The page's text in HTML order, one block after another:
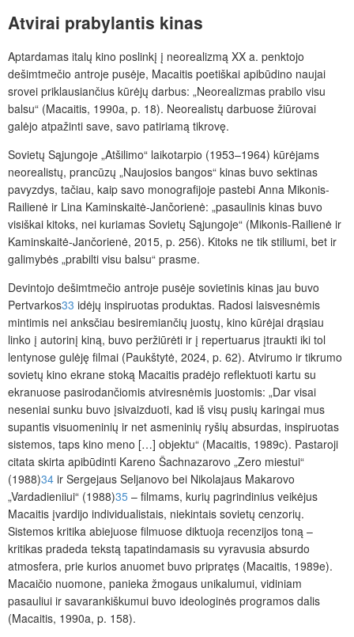
Atvirai prabylantis kinas
Aptardamas italų kino poslinkį į neorealizmą XX a. penktojo
dešimtmečio antroje pusėje, Macaitis poetiškai apibūdino naujai
srovei priklausiančius kūrėjų darbus: „Neorealizmas prabilo visu
balsu“ (Macaitis, 1990a, p. 18). Neorealistų darbuose žiūrovai
galėjo atpažinti save, savo patiriamą tikrovę.
Sovietų Sąjungoje „Atšilimo“ laikotarpio (1953–1964) kūrėjams
neorealistų, prancūzų „Naujosios bangos“ kinas buvo sektinas
pavyzdys, tačiau, kaip savo monografijoje pastebi Anna Mikonis-
Railienė ir Lina Kaminskaitė-Jančorienė: „pasaulinis kinas buvo
visiškai kitoks, nei kuriamas Sovietų Sąjungoje“ (Mikonis-Railienė ir
Kaminskaitė-Jančorienė, 2015, p. 256). Kitoks ne tik stiliumi, bet ir
galimybės „prabilti visu balsu“ prasme.
Devintojo dešimtmečio antroje pusėje sovietinis kinas jau buvo
Pertvarkos33 idėjų inspiruotas produktas. Radosi laisvesnėmis
mintimis nei anksčiau besiremiančių juostų, kino kūrėjai drąsiau
linko į autorinį kiną, buvo peržiūrėti ir į repertuarus įtraukti iki tol
lentynose gulėję filmai (Paukštytė, 2024, p. 62). Atvirumo ir tikrumo
sovietų kino ekrane stoką Macaitis pradėjo reflektuoti kartu su
ekranuose pasirodančiomis atviresnėmis juostomis: „Dar visai
neseniai sunku buvo įsivaizduoti, kad iš visų pusių karingai mus
supantis visuomeninių ir net asmeninių ryšių absurdas, inspiruotas
sistemos, taps kino meno […] objektu“ (Macaitis, 1989c). Pastaroji
citata skirta apibūdinti Kareno Šachnazarovo „Zero miestui“
(1988)34 ir Sergejaus Seljanovo bei Nikolajaus Makarovo
„Vardadieniiui“ (1988)35 – filmams, kurių pagrindinius veikėjus
Macaitis įvardijo individualistais, niekintais sovietų cenzorių.
Sistemos kritika abiejuose filmuose diktuoja recenzijos toną –
kritikas pradeda tekstą tapatindamasis su vyravusia absurdo
atmosfera, prie kurios anuomet buvo pripratęs (Macaitis, 1989e).
Macaičio nuomone, panieka žmogaus unikalumui, vidiniam
pasauliui ir savarankiškumui buvo ideologinės programos dalis
(Macaitis, 1990a, p. 158).